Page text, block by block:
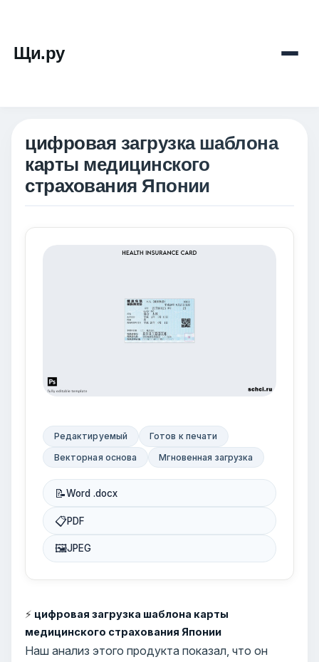
Щи.ру
цифровая загрузка шаблона
карты медицинского
страхования Японии
Редактируемый
Готов к печати
Векторная основа
Мгновенная загрузка
📝Word .docx
📋PDF
🖼JPEG
⚡ цифровая загрузка шаблона карты
медицинского страхования Японии
Наш анализ этого продукта показал, что он